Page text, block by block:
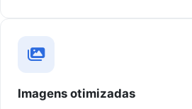
Imagens otimizadas